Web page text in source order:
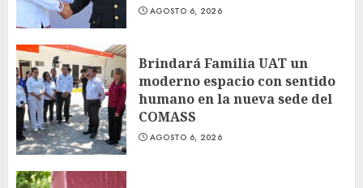
AGOSTO 6, 2026
Brindará Familia UAT un
moderno espacio con sentido
humano en la nueva sede del
COMASS
AGOSTO 6, 2026